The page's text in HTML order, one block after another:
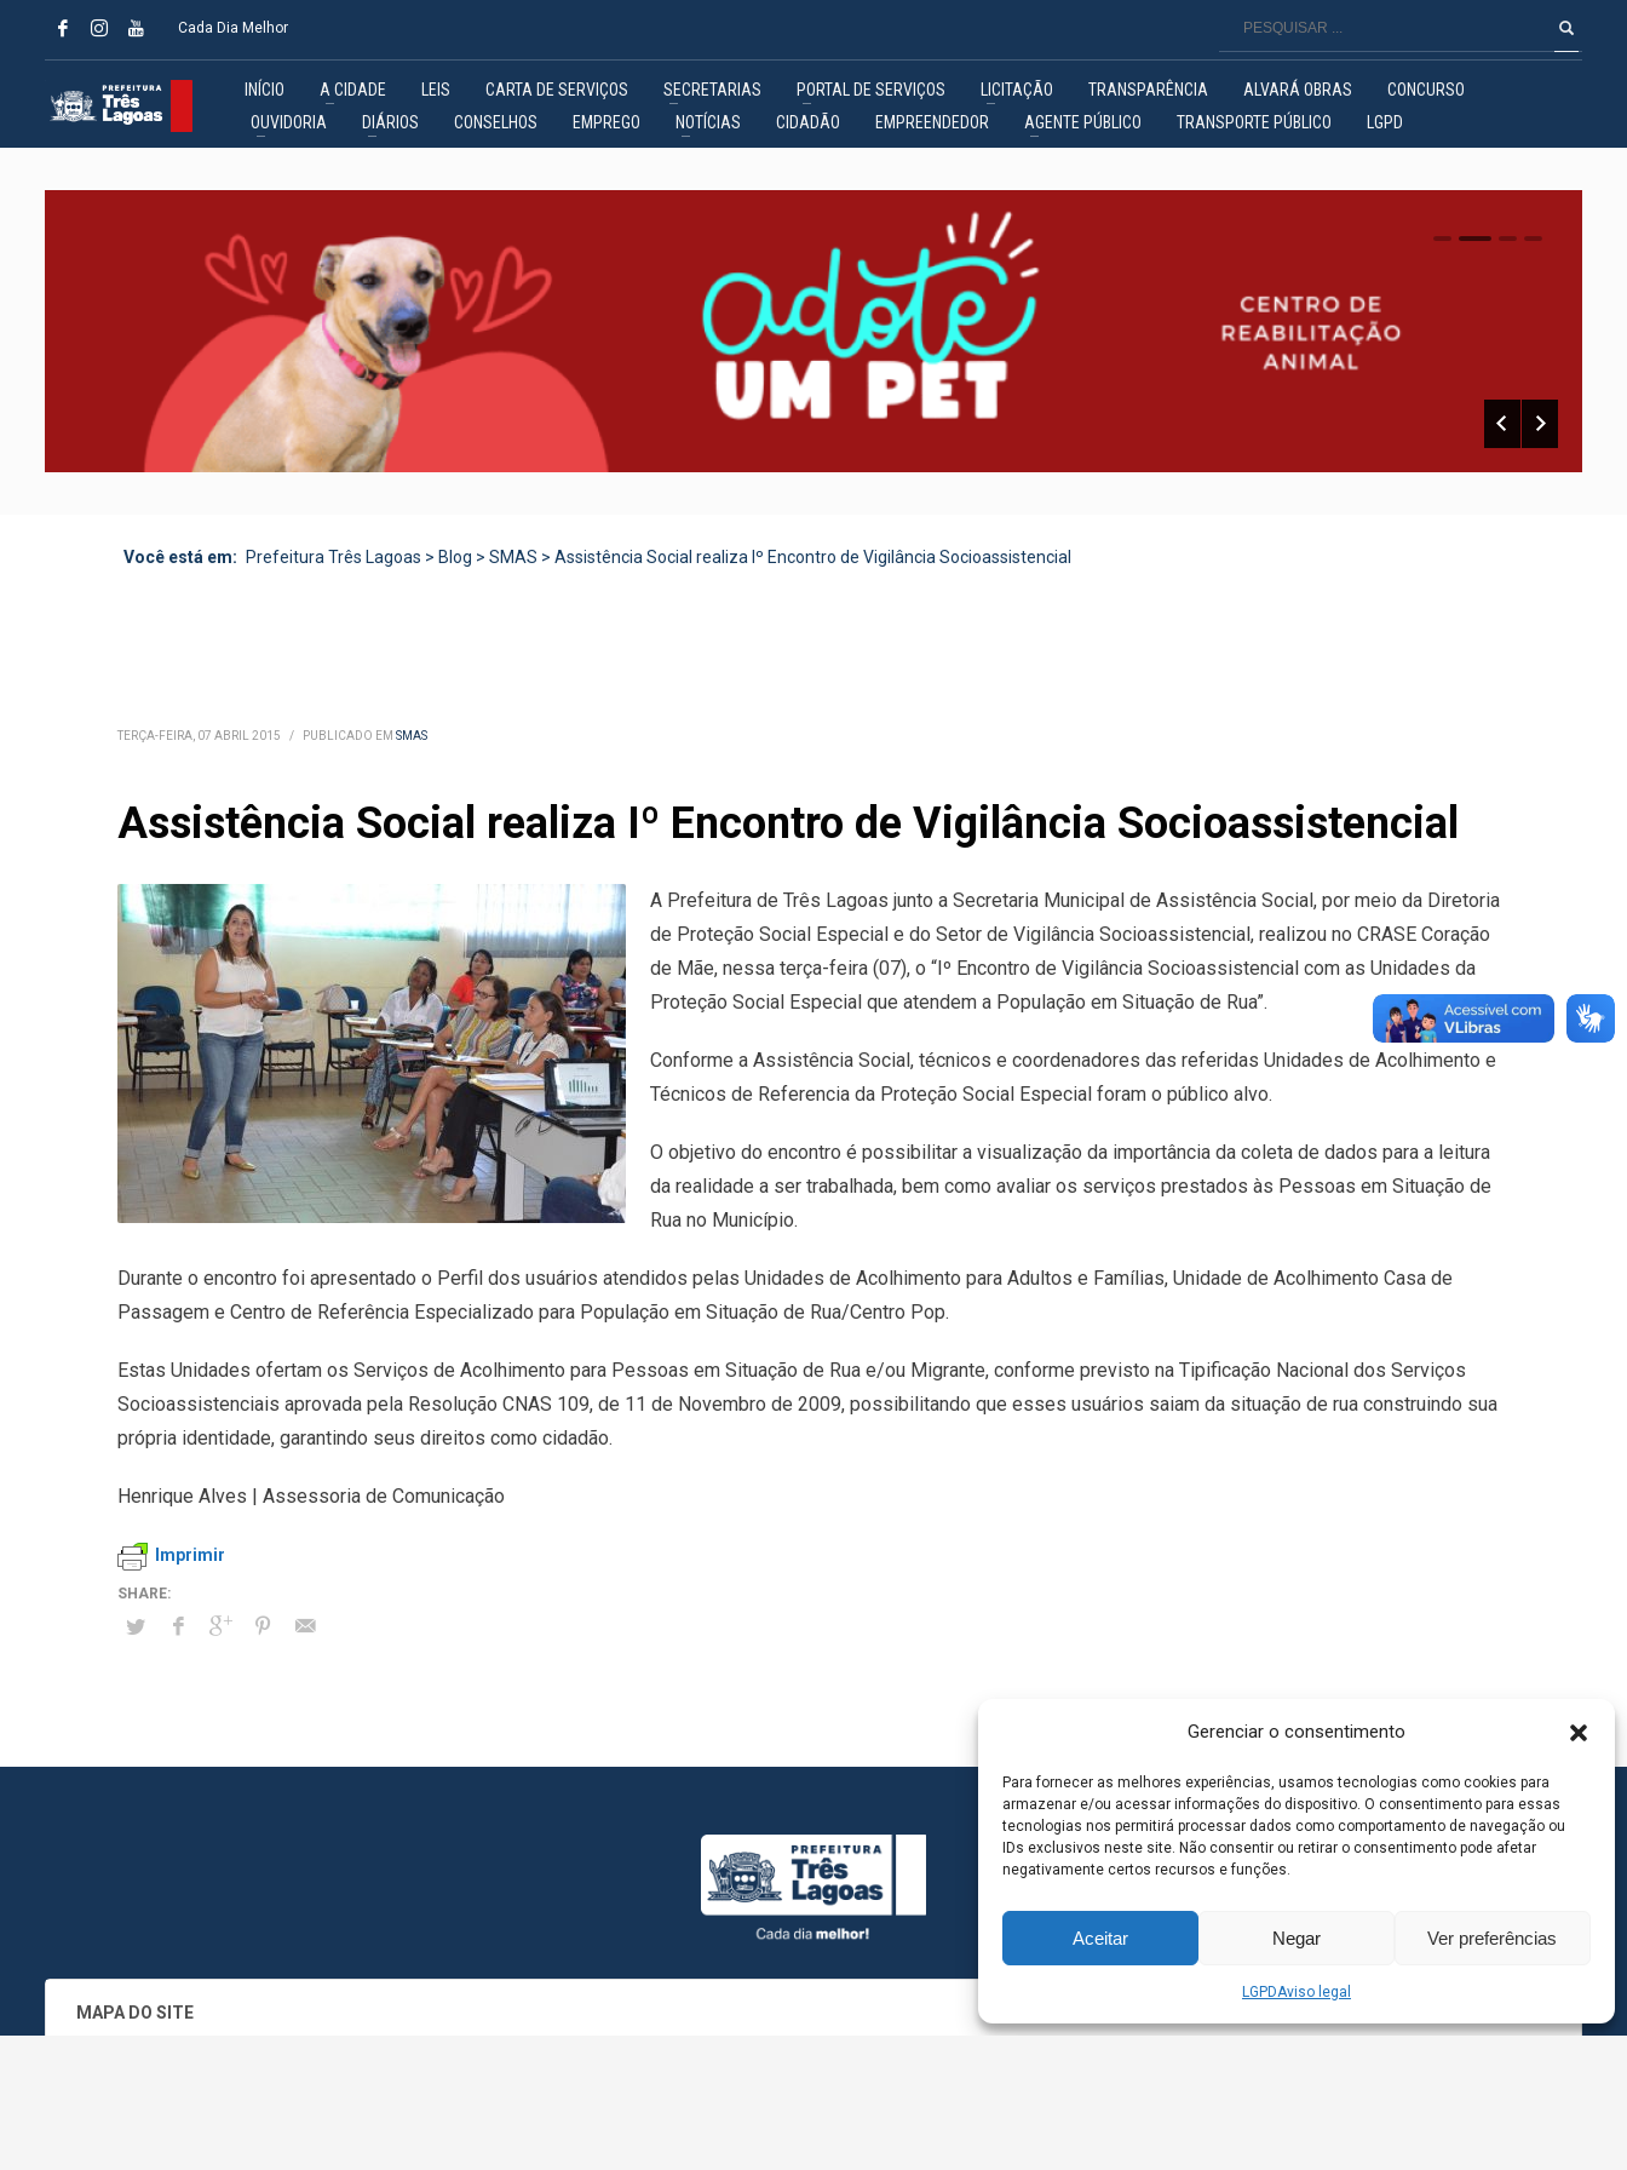
Gerenciar o consentimento
Para fornecer as melhores experiências, usamos tecnologias como cookies para
armazenar e/ou acessar informações do dispositivo. O consentimento para essas
tecnologias nos permitirá processar dados como comportamento de navegação ou
IDs exclusivos neste site. Não consentir ou retirar o consentimento pode afetar
negativamente certos recursos e funções.
Aceitar Negar Ver preferências
LGPDAviso legal
Cada Dia Melhor
INÍCIO A CIDADE LEIS CARTA DE SERVIÇOS SECRETARIAS PORTAL DE SERVIÇOS LICITAÇÃO TRANSPARÊNCIA ALVARÁ OBRAS
CONCURSO
OUVIDORIA
DIÁRIOS CONSELHOS EMPREGO NOTÍCIAS CIDADÃO EMPREENDEDOR AGENTE PÚBLICO TRANSPORTE PÚBLICO LGPD
0 1 2
Você está em: Prefeitura Três Lagoas > Blog > SMAS > Assistência Social realiza Iº Encontro de Vigilância Socioassistencial
TERÇA-FEIRA, 07 ABRIL 2015 / PUBLICADO EM SMAS
Assistência Social realiza Iº Encontro de Vigilância Socioassistencial
A Prefeitura de Três Lagoas junto a Secretaria Municipal de Assistência Social, por meio da Diretoria
de Proteção Social Especial e do Setor de Vigilância Socioassistencial, realizou no CRASE Coração
de Mãe, nessa terça-feira (07), o “Iº Encontro de Vigilância Socioassistencial com as Unidades da
Proteção Social Especial que atendem a População em Situação de Rua”.
Conforme a Assistência Social, técnicos e coordenadores das referidas Unidades de Acolhimento e
Técnicos de Referencia da Proteção Social Especial foram o público alvo.
O objetivo do encontro é possibilitar a visualização da importância da coleta de dados para a leitura
da realidade a ser trabalhada, bem como avaliar os serviços prestados às Pessoas em Situação de
Rua no Município.
Durante o encontro foi apresentado o Perfil dos usuários atendidos pelas Unidades de Acolhimento para Adultos e Famílias, Unidade de Acolhimento Casa de
Passagem e Centro de Referência Especializado para População em Situação de Rua/Centro Pop.
Estas Unidades ofertam os Serviços de Acolhimento para Pessoas em Situação de Rua e/ou Migrante, conforme previsto na Tipificação Nacional dos Serviços
Socioassistenciais aprovada pela Resolução CNAS 109, de 11 de Novembro de 2009, possibilitando que esses usuários saiam da situação de rua construindo sua
própria identidade, garantindo seus direitos como cidadão.
Henrique Alves | Assessoria de Comunicação
Imprimir
MAPA DO SITE